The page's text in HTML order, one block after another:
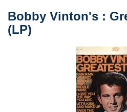
Bobby Vinton's :
(LP)